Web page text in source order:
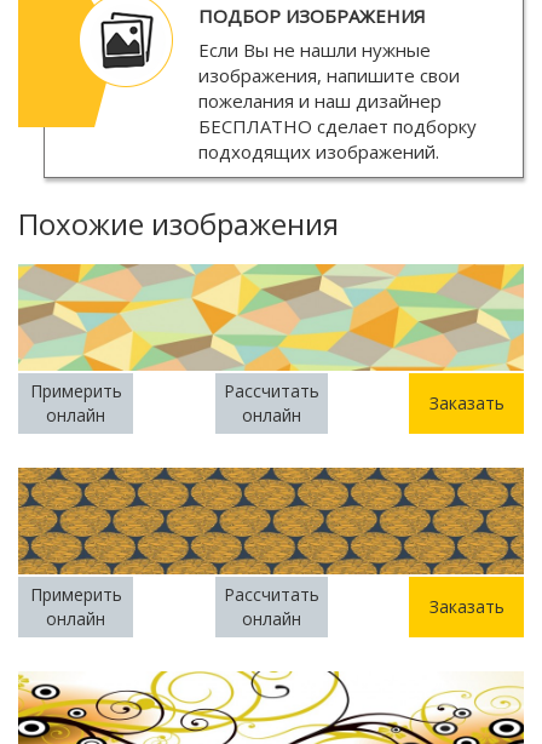
ПОДБОР ИЗОБРАЖЕНИЯ
Если Вы не нашли нужные
изображения, напишите свои
пожелания и наш дизайнер
БЕСПЛАТНО сделает подборку
подходящих изображений.
Похожие изображения
Примерить
онлайн
Рассчитать
онлайн
Заказать
Примерить
онлайн
Рассчитать
онлайн
Заказать